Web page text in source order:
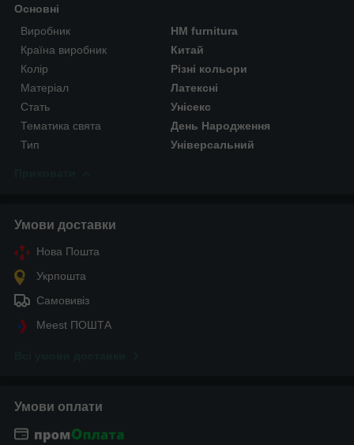
Основні
Виробник
HM furnitura
Країна виробник
Китай
Колір
Різні кольори
Матеріал
Латексні
Стать
Унісекс
Тематика свята
День Народження
Тип
Універсальний
Умови доставки
Нова Пошта
Укрпошта
Самовивіз
Meest ПОШТА
Умови оплати